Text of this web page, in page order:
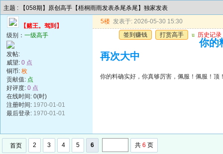
主题 : 【058期】原创高手【梧桐雨雨发表杀尾杀尾】独家发表
【赌王。驾到】
级别： 一级高手
发帖:
威望: 0 点
铜币: 枚
贡献值: 点
好评度: 0 点
在线时间: 0(时)
注册时间: 1970-01-01
最后登录: 1970-01-01
5楼 发表于: 2026-05-30 15:30
签到赚钱
打赏高手 u 历史记录
你的
再次大中
你的料确实好，你真够厉害，佩服！佩服！顶
首页 2 3 4 5 6 共 6 页